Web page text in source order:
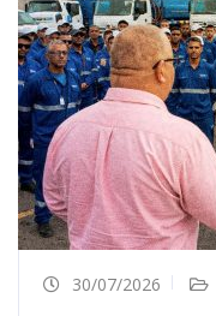
30/07/2026